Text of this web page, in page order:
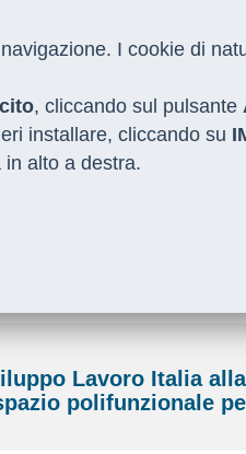
CON LE REGIONI
Lavoro Italia alla
polifunzionale
I cookie di
, cliccando sul pulsante
installare, cliccando su
in alto a destra.